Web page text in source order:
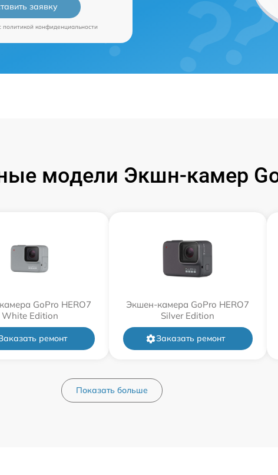
заявку
политикой конфиденциальности
модели Экшн-камер
GoPro HERO7
White Edition
ремонт
Экшен-камера GoPro HERO7
Silver Edition
Заказать ремонт
Показать больше